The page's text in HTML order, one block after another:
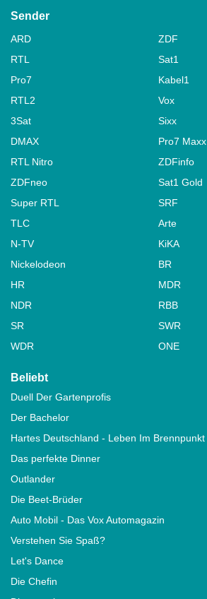
Sender
ARD
ZDF
RTL
Sat1
Pro7
Kabel1
RTL2
Vox
3Sat
Sixx
DMAX
Pro7 Maxx
RTL Nitro
ZDFinfo
ZDFneo
Sat1 Gold
Super RTL
SRF
TLC
Arte
N-TV
KiKA
Nickelodeon
BR
HR
MDR
NDR
RBB
SR
SWR
WDR
ONE
Beliebt
Duell Der Gartenprofis
Der Bachelor
Hartes Deutschland - Leben Im Brennpunkt
Das perfekte Dinner
Outlander
Die Beet-Brüder
Auto Mobil - Das Vox Automagazin
Verstehen Sie Spaß?
Let's Dance
Die Chefin